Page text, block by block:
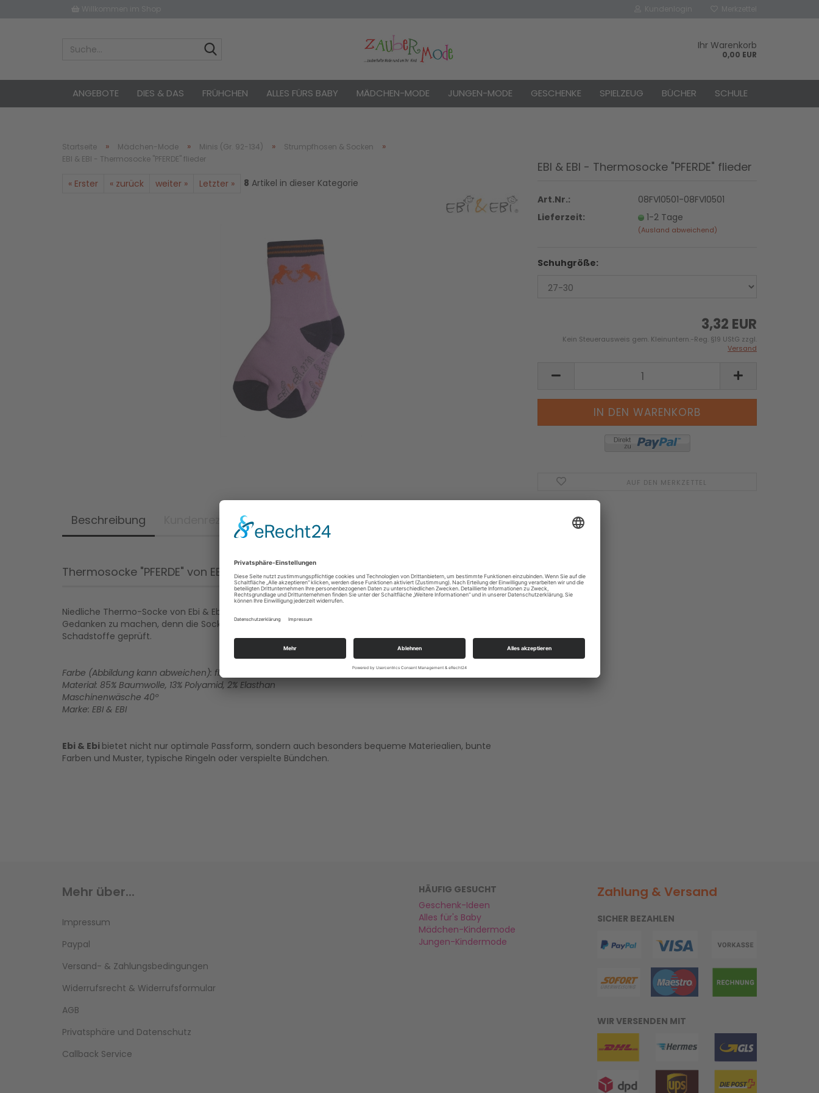
Passwort vergessen?
Ihr Warenkorb
0,00 EUR
ANGEBOTE DIES & DAS FRÜHCHEN ALLES FÜRS BABY MÄDCHEN-MODE JUNGEN-MODE GESCHENKE SPIELZEUG BÜCHER SCHULE
Startseite » Mädchen-Mode » Minis (Gr. 92-134) » Strumpfhosen & Socken »
EBI & EBI - Thermosocke "PFERDE" flieder
« Erster « zurück weiter » Letzter » 8 Artikel in dieser Kategorie
EBI & EBI - Thermosocke "PFERDE" flieder
Art.Nr.:
08FVl0501-08FVl0501
Lieferzeit:
1-2 Tage
(Ausland abweichend)
Schuhgröße:
3,32 EUR
Kein Steuerausweis gem. Kleinuntern.-Reg. §19 UStG zzgl.
Versand
AUF DEN MERKZETTEL
Beschreibung Kundenrezensionen
Thermosocke "PFERDE" von EBI & EBI
Niedliche Thermo-Socke von Ebi & Ebi. Bei diesen Socken braucht man sich über kalte Füße keine
Gedanken zu machen, denn die Socken halten richtig schön warm. Nach ÖkoTex Standard 100 auf
Schadstoffe geprüft.
Farbe (Abbildung kann abweichen): flieder
Material: 85% Baumwolle, 13% Polyamid, 2% Elasthan
Maschinenwäsche 40º
Marke: EBI & EBI
Ebi & Ebi bietet nicht nur optimale Passform, sondern auch besonders bequeme Materiealien, bunte
Farben und Muster, typische Ringeln oder verspielte Bündchen.
Mehr über...
Impressum
Paypal
Versand- & Zahlungsbedingungen
Widerrufsrecht & Widerrufsformular
AGB
Privatsphäre und Datenschutz
Callback Service
HÄUFIG GESUCHT
Geschenk-Ideen
Alles für's Baby
Mädchen-Kindermode
Jungen-Kindermode
Zahlung & Versand
SICHER BEZAHLEN
WIR VERSENDEN MIT